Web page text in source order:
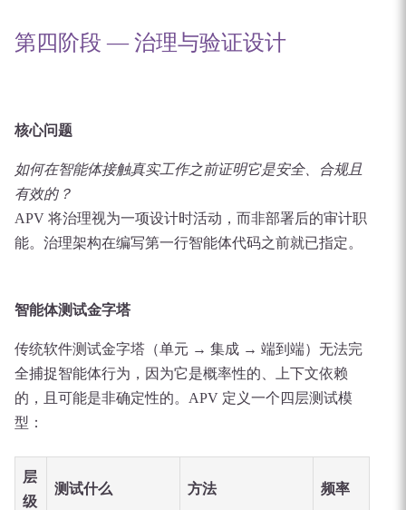
第四阶段 — 治理与验证设计
核心问题
如何在智能体接触真实工作之前证明它是安全、合规且
有效的？
APV 将治理视为一项设计时活动，而非部署后的审计职
能。治理架构在编写第一行智能体代码之前就已指定。
智能体测试金字塔
传统软件测试金字塔（单元 → 集成 → 端到端）无法完
全捕捉智能体行为，因为它是概率性的、上下文依赖
的，且可能是非确定性的。APV 定义一个四层测试模
型：
层
级
测试什么 方法 频率